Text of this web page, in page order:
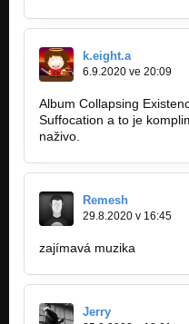
The perfect suicidal act
FEEBLE MINDED - Refusing the
The perfect suicidal act
FEEBLE MINDED - Hell at 5
The perfect suicidal act
The perfect suicidal act
God´s Body
The perfect suicidal act
Isolation in the crowd
FEEBLE MINDED -
Pernicious Intergrowth
k.eight.a
6.9.2020 ve 20:09
Album Collapsing
Suffocation a to je
naživo.
Remesh
29.8.2020 v 16:45
zajímavá muzika
Jerry